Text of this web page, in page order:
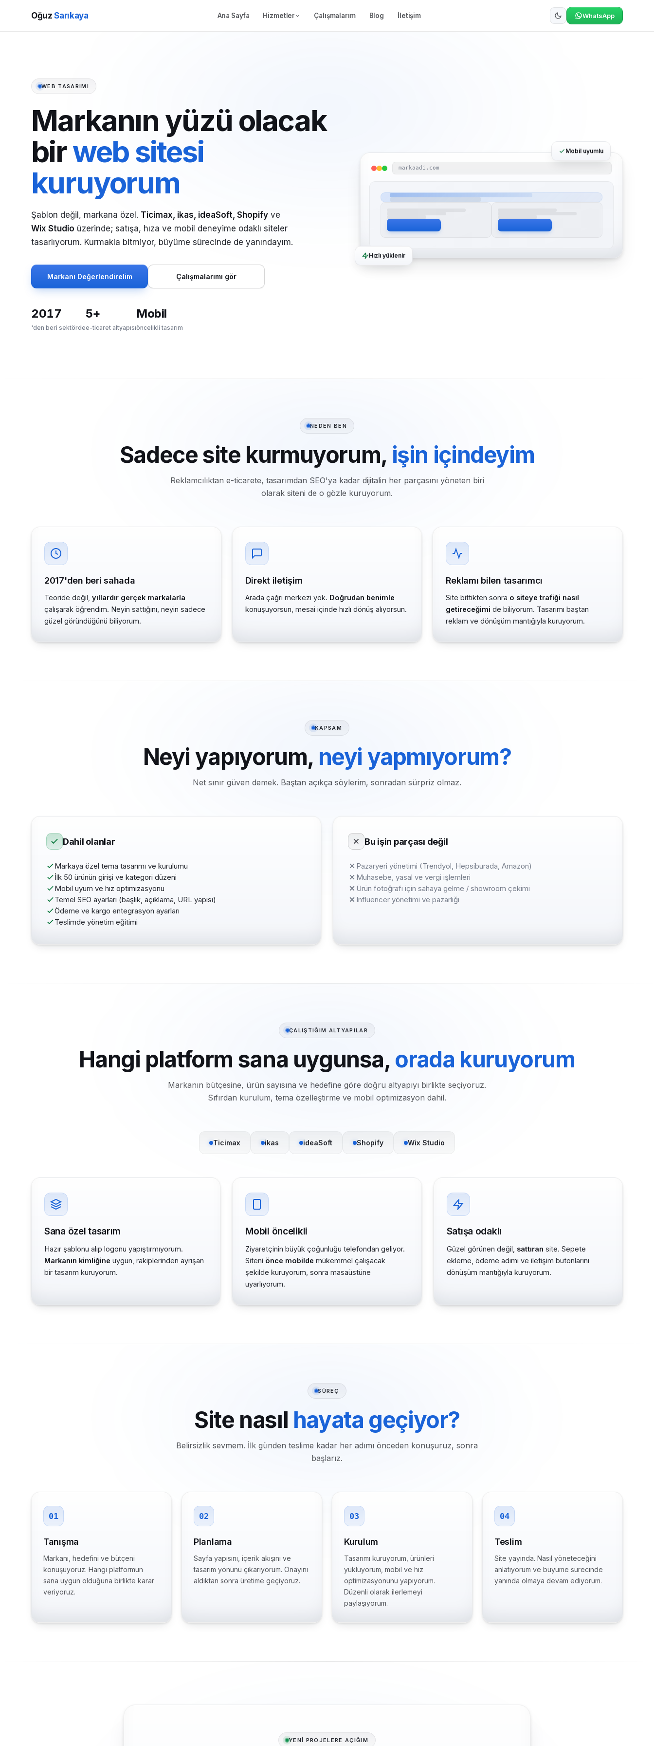
OğuzSarıkaya Ana Sayfa Hizmetler Çalışmalarım Blog İletişim WhatsApp
WEB TASARIMI
Markanın yüzü olacak
birweb sitesi
kuruyorum
Şablon değil, markana özel. Ticimax, ikas, ideaSoft, Shopify ve
Wix Studio üzerinde; satışa, hıza ve mobil deneyime odaklı siteler
tasarlıyorum. Kurmakla bitmiyor, büyüme sürecinde de yanındayım.
Markanı Değerlendirelim Çalışmalarımı gör
2017
'den beri sektörde
5+
e-ticaret altyapısı
Mobil
öncelikli tasarım
markaadi.com
Mobil uyumlu
Hızlı yüklenir
NEDEN BEN
Sadece site kurmuyorum, işin içindeyim
Reklamcılıktan e-ticarete, tasarımdan SEO'ya kadar dijitalin her parçasını yöneten biri
olarak siteni de o gözle kuruyorum.
2017'den beri sahada
Teoride değil, yıllardır gerçek markalarla
çalışarak öğrendim. Neyin sattığını, neyin sadece
güzel göründüğünü biliyorum.
Direkt iletişim
Arada çağrı merkezi yok. Doğrudan benimle
konuşuyorsun, mesai içinde hızlı dönüş alıyorsun.
Reklamı bilen tasarımcı
Site bittikten sonra o siteye trafiği nasıl
getireceğimi de biliyorum. Tasarımı baştan
reklam ve dönüşüm mantığıyla kuruyorum.
KAPSAM
Neyi yapıyorum, neyi yapmıyorum?
Net sınır güven demek. Baştan açıkça söylerim, sonradan sürpriz olmaz.
Dahil olanlar
Markaya özel tema tasarımı ve kurulumu
İlk 50 ürünün girişi ve kategori düzeni
Mobil uyum ve hız optimizasyonu
Temel SEO ayarları (başlık, açıklama, URL yapısı)
Ödeme ve kargo entegrasyon ayarları
Teslimde yönetim eğitimi
Bu işin parçası değil
Pazaryeri yönetimi (Trendyol, Hepsiburada, Amazon)
Muhasebe, yasal ve vergi işlemleri
Ürün fotoğrafı için sahaya gelme / showroom çekimi
Influencer yönetimi ve pazarlığı
ÇALIŞTIĞIM ALTYAPILAR
Hangi platform sana uygunsa, orada kuruyorum
Markanın bütçesine, ürün sayısına ve hedefine göre doğru altyapıyı birlikte seçiyoruz.
Sıfırdan kurulum, tema özelleştirme ve mobil optimizasyon dahil.
Ticimax ikas ideaSoft Shopify Wix Studio
Sana özel tasarım
Hazır şablonu alıp logonu yapıştırmıyorum.
Markanın kimliğine uygun, rakiplerinden ayrışan
bir tasarım kuruyorum.
Mobil öncelikli
Ziyaretçinin büyük çoğunluğu telefondan geliyor.
Siteni önce mobilde mükemmel çalışacak
şekilde kuruyorum, sonra masaüstüne
uyarlıyorum.
Satışa odaklı
Güzel görünen değil, sattıran site. Sepete
ekleme, ödeme adımı ve iletişim butonlarını
dönüşüm mantığıyla kuruyorum.
SÜREÇ
Site nasıl hayata geçiyor?
Belirsizlik sevmem. İlk günden teslime kadar her adımı önceden konuşuruz, sonra
başlarız.
01
Tanışma
Markanı, hedefini ve bütçeni
konuşuyoruz. Hangi platformun
sana uygun olduğuna birlikte karar
veriyoruz.
02
Planlama
Sayfa yapısını, içerik akışını ve
tasarım yönünü çıkarıyorum. Onayını
aldıktan sonra üretime geçiyoruz.
03
Kurulum
Tasarımı kuruyorum, ürünleri
yüklüyorum, mobil ve hız
optimizasyonunu yapıyorum.
Düzenli olarak ilerlemeyi
paylaşıyorum.
04
Teslim
Site yayında. Nasıl yöneteceğini
anlatıyorum ve büyüme sürecinde
yanında olmaya devam ediyorum.
YENİ PROJELERE AÇIĞIM